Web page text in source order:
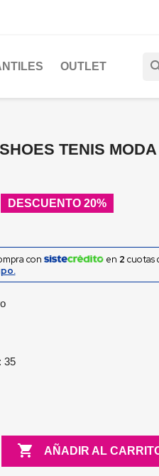
OUTLET
TENIS
DESCUENTO 20%
con en 2 cuotas
35
 AÑADIR AL